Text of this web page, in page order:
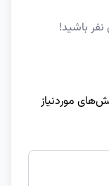
باشید!
موردنیاز